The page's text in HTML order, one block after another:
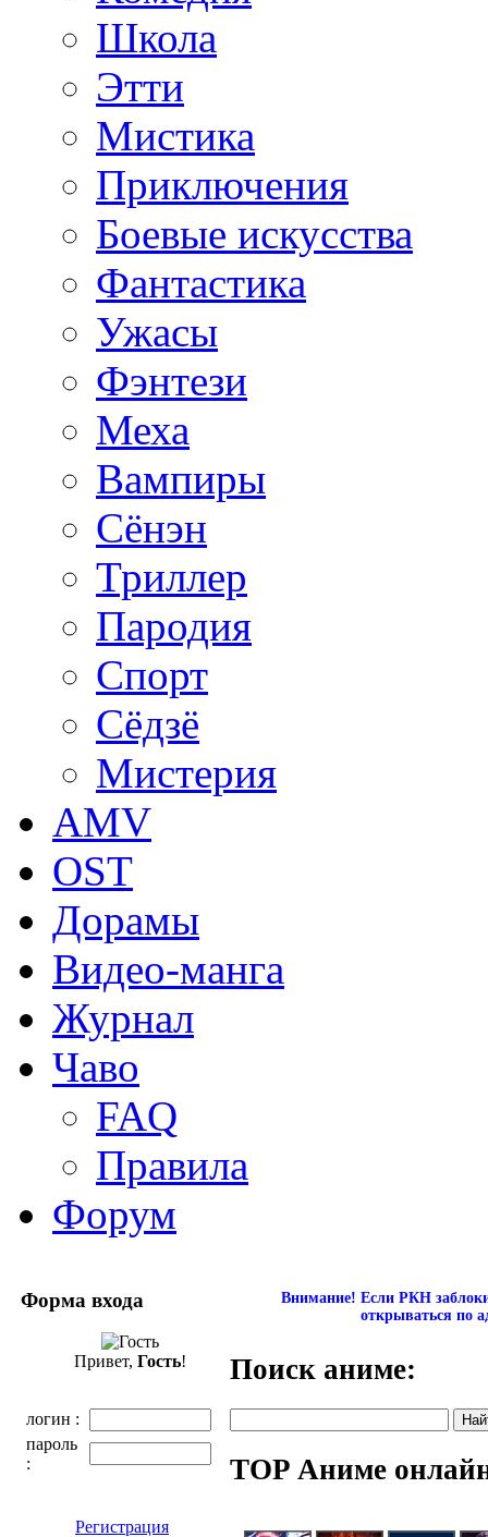
Школа
Этти
Мистика
Приключения
Боевые искусства
Фантастика
Ужасы
Фэнтези
Меха
Вампиры
Сёнэн
Триллер
Пародия
Спорт
Сёдзё
Мистерия
AMV
OST
Дорамы
Видео-манга
Журнал
Чаво
FAQ
Правила
Форум
Форма входа
Привет, Гость!
логин :
пароль
:
Регистрация
Внимание! Если РКН
открываться по
Поиск аниме:
TOP Аниме